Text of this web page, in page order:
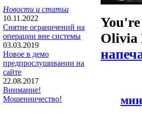
Новости и статьи
10.11.2022
Снятие ограничений на
операции вне системы
03.03.2019
Новое в демо
предпрослушивании на
сайте
22.08.2017
Внимание!
Мошенничество!
Olivia